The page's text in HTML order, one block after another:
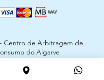
Centro de Arbitragem de
do Algarve
:+351 289 823 135
info@consumoalgarve.pt